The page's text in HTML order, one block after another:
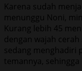
Karena sudah
menunggu Noni,
Kurang lebih 45
dengan wajah
sedang menghadiri
temannya,